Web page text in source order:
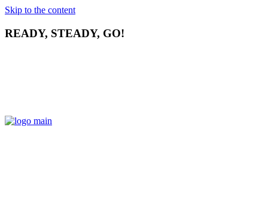
Skip to the content
READY, STEADY, GO!